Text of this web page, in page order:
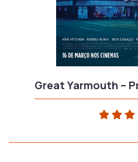
Great Yarmouth –